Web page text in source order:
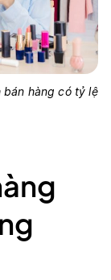
bán hàng có tỷ lệ